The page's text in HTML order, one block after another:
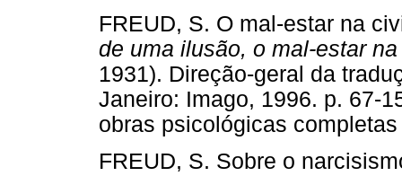
FREUD, S. O mal-estar na
de uma ilusão, o mal-estar
1931). Direção-geral da
Janeiro: Imago, 1996. p. 67-
obras psicológicas
FREUD, S. Sobre o